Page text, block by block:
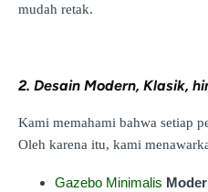
mudah retak.
2. Desain Modern, Klasik,
Kami memahami bahwa setiap
Oleh karena itu, kami
Gazebo Minimalis